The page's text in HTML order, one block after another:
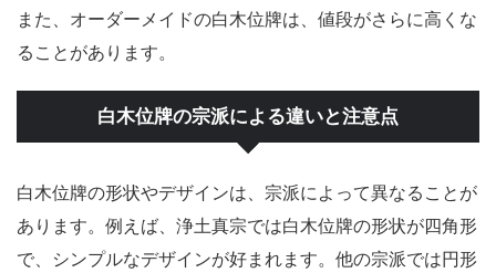
また、オーダーメイドの白木位牌は、値段がさらに高くな
ることがあります。
白木位牌の宗派による違いと注意点
白木位牌の形状やデザインは、宗派によって異なることが
あります。例えば、浄土真宗では白木位牌の形状が四角形
で、シンプルなデザインが好まれます。他の宗派では円形